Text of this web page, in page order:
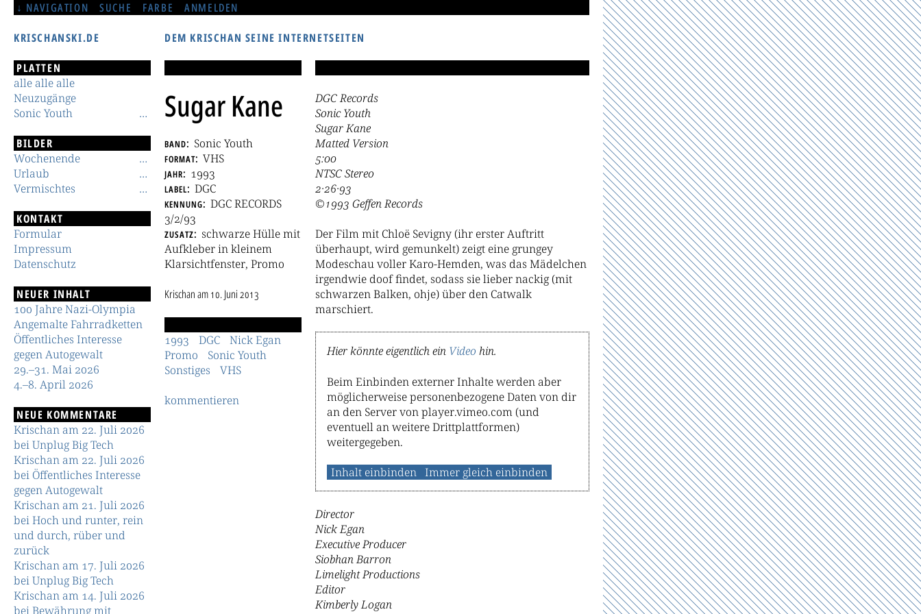
NAVIGATION SUCHE FARBE ANMELDEN
KRISCHANSKI.DE DEM KRISCHAN SEINE INTERNETSEITEN
Sugar Kane
band Sonic Youth
format VHS
jahr 1993
label DGC
kennung DGC RECORDS
3/2/93
zusatz schwarze Hülle mit
Aufkleber in kleinem
Klarsichtfenster, Promo
Krischanam10. Juni 2013
DGC Records
Sonic Youth
Sugar Kane
Matted Version
5:00
NTSC Stereo
2·26·93
©1993 Geffen Records
Der Film mit Chloë Sevigny (ihr erster Auftritt
überhaupt, wird gemunkelt) zeigt eine grungey
Modeschau voller Karo-Hemden, was das Mädelchen
irgendwie doof findet, sodass sie lieber nackig (mit
schwarzen Balken, ohje) über den Catwalk
marschiert.
Hier könnte eigentlich ein Video hin.
Beim Einbinden externer Inhalte werden aber
möglicherweise personenbezogene Daten von dir
an den Server von player.vimeo.com (und
eventuell an weitere Drittplattformen)
weitergegeben.
Inhalt einbinden Immer gleich einbinden
Director
Nick Egan
Executive Producer
Siobhan Barron
Limelight Productions
Editor
Kimberly Logan
1993 DGC
Nick Egan
Promo
Sonic Youth
Sonstiges
VHS
kommentieren
PLATTEN
alle alle alle
Neuzugänge
Sonic Youth
BILDER
Wochenende
Urlaub
Vermischtes
KONTAKT
Formular
Impressum
Datenschutz
NEUER INHALT
100 Jahre Nazi-Olympia
Angemalte Fahrradketten
Öffentliches Interesse
gegen Autogewalt
29.–31. Mai 2026
4.–8. April 2026
NEUE KOMMENTARE
Krischan am 22. Juli 2026
bei Unplug Big Tech
Krischan am 22. Juli 2026
bei Öffentliches Interesse
gegen Autogewalt
Krischan am 21. Juli 2026
bei Hoch und runter, rein
und durch, rüber und
zurück
Krischan am 17. Juli 2026
bei Unplug Big Tech
Krischan am 14. Juli 2026
bei Bewährung mit